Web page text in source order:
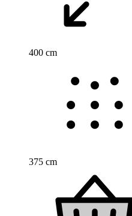
400 cm
375 cm